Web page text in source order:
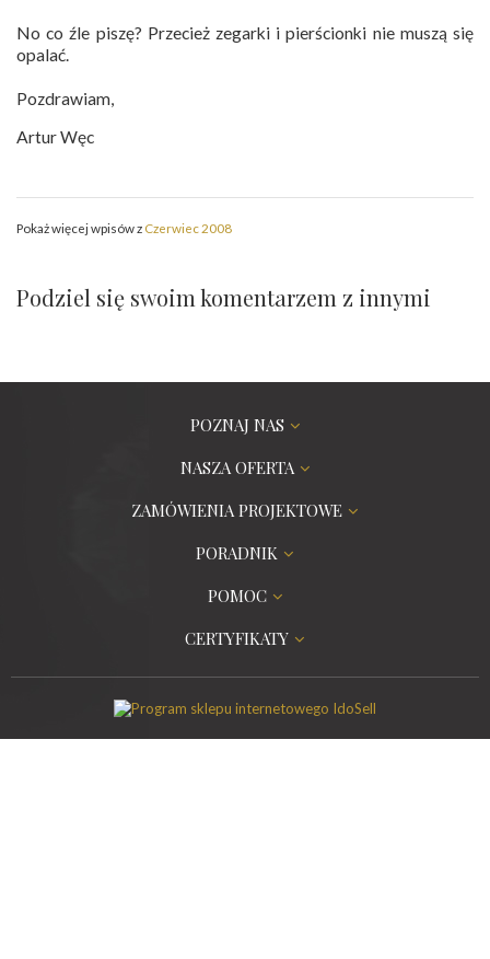
No co źle piszę? Przecież zegarki i pierścionki nie muszą się
opalać.
Pozdrawiam,
Artur Węc
Pokaż więcej wpisów z Czerwiec 2008
Podziel się swoim komentarzem z innymi
POZNAJ NAS
NASZA OFERTA
ZAMÓWIENIA PROJEKTOWE
PORADNIK
POMOC
CERTYFIKATY